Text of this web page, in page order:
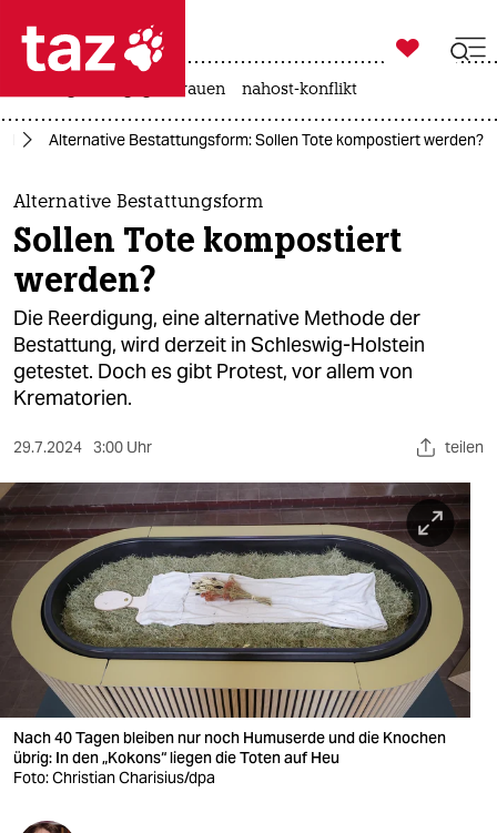
 taz zahl ich
taz zahl ich
themen
politik
öko
gesellschaft
kultur
sport
berlin
nord
wahrheit
verlag
verlag
veranstaltungen
shop
fragen & hilfe

taz zahl ich
gewalt gegen frauen nahost-konflikt
Alternative Bestattungsform: Sollen Tote kompostiert werden?
Alternative Bestattungsform
Sollen Tote kompostiert
werden?
Die Reerdigung, eine alternative Methode der
Bestattung, wird derzeit in Schleswig-Holstein
getestet. Doch es gibt Protest, vor allem von
Krematorien.
29.7.2024 3:00 Uhr teilen
Nach 40 Tagen bleiben nur noch Humuserde und die Knochen
übrig: In den „Kokons“ liegen die Toten auf Heu
Foto: Christian Charisius/dpa